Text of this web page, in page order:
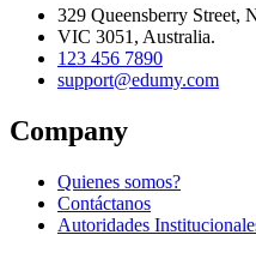
329 Queensberry Street,
VIC 3051, Australia.
123 456 7890
support@edumy.com
Company
Quienes somos?
Contáctanos
Autoridades